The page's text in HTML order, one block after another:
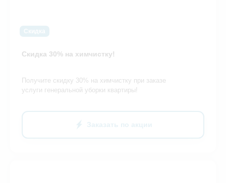
Скидка
Скидка 30% на химчистку!
Получите скидку 30% на химчистку при заказе
услуги генеральной уборки квартиры!
Заказать по акции